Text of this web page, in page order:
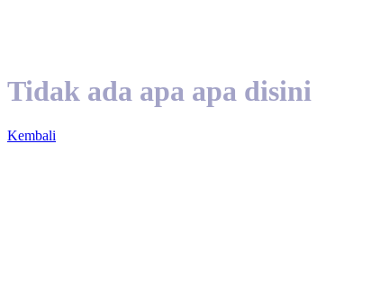
Tidak ada apa apa disini
Kembali